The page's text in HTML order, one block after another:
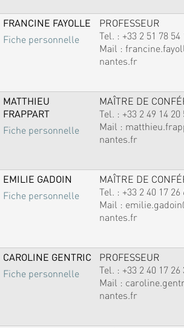
FRANCINE FAYOLLE
Fiche personnelle
PROFESSEUR
Tel. : +33 2 51 78 54
Mail :
nantes.fr
MATTHIEU
FRAPPART
Fiche personnelle
MAÎTRE DE
Tel. : +33 2 49 14 20
Mail :
nantes.fr
EMILIE GADOIN
Fiche personnelle
MAÎTRE DE
Tel. : +33 2 40 17 26
Mail :
nantes.fr
CAROLINE GENTRIC
Fiche personnelle
PROFESSEUR
Tel. : +33 2 40 17 26
Mail :
nantes.fr